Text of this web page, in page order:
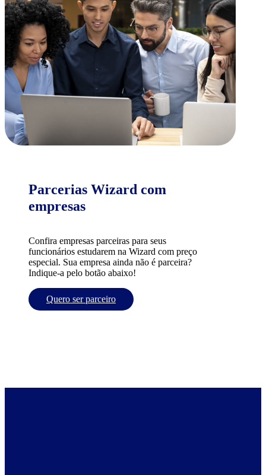
Parcerias Wizard com
empresas
Confira empresas parceiras para seus
funcionários estudarem na Wizard com preço
especial. Sua empresa ainda não é parceira?
Indique-a pelo botão abaixo!
Quero ser parceiro